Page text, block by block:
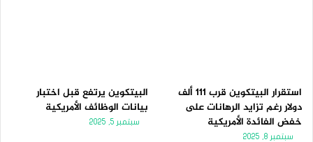
استقرار البيتكوين قرب 111 ألف
دولار رغم تزايد الرهانات على
خفض الفائدة الأمريكية
سبتمبر 8, 2025
البيتكوين يرتفع قبل اختبار
بيانات الوظائف الأمريكية
سبتمبر 5, 2025